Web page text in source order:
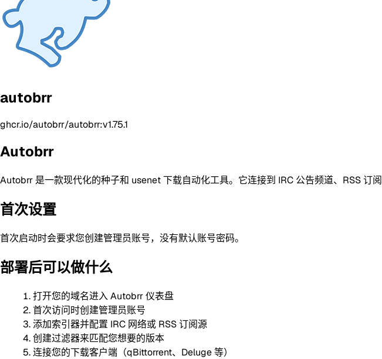
autobrr
ghcr.io/autobrr/autobrr:v1.75.1
Autobrr
Autobrr 是一款现代化的种子和 usenet 下载自动化工具。它连接到 IRC 公告频道、RSS 订
首次设置
首次启动时会要求您创建管理员账号，没有默认账号密码。
部署后可以做什么
打开您的域名进入 Autobrr 仪表盘
首次访问时创建管理员账号
添加索引器并配置 IRC 网络或 RSS 订阅源
创建过滤器来匹配您想要的版本
连接您的下载客户端（qBittorrent、Deluge 等）